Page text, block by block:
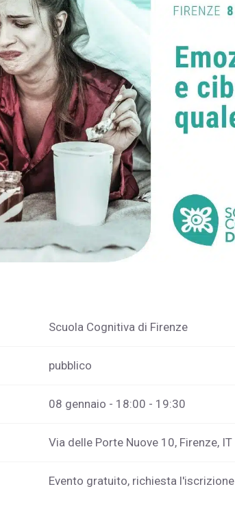
Scuola Cognitiva di Firenze
pubblico
08 gennaio - 18:00 - 19:30
Via delle Porte Nuove 10, Firenze, IT
Evento gratuito, richiesta l'iscrizione